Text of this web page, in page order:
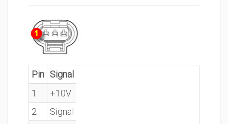
Pin Signal
1
+10V
2
Signal